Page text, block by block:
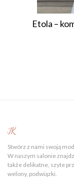
Etola –
JK
Stwórz z nami swoją
W naszym salonie
także delikatne, szyte
welony, podwiązki.